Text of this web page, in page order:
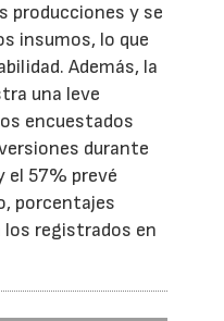
producciones y se
insumos, lo que
Además, la
una leve
encuestados
durante
el 57% prevé
porcentajes
registrados en